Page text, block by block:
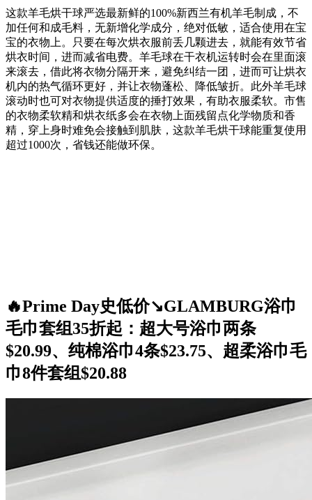
这款羊毛烘干球严选最新鲜的100%新西兰有机羊毛制成，不
加任何和成毛料，无新增化学成分，绝对低敏，适合使用在宝
宝的衣物上。只要在每次烘衣服前丢几颗进去，就能有效节省
烘衣时间，进而减省电费。羊毛球在干衣机运转时会在里面滚
来滚去，借此将衣物分隔开来，避免纠结一团，进而可让烘衣
机内的热气循环更好，并让衣物蓬松、降低皱折。此外羊毛球
滚动时也可对衣物提供适度的捶打效果，有助衣服柔软。市售
的衣物柔软精和烘衣纸多会在衣物上面残留点化学物质和香
精，穿上身时难免会接触到肌肤，这款羊毛烘干球能重复使用
超过1000次，省钱还能做环保。
🔥Prime Day史低价↘️GLAMBURG浴巾
毛巾套组35折起：超大号浴巾两条
$20.99、纯棉浴巾4条$23.75、超柔浴巾毛
巾8件套组$20.88